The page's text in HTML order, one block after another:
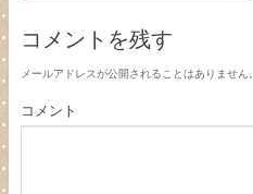
コメントを残す
メールアドレスが公開されることはありません。
コメント